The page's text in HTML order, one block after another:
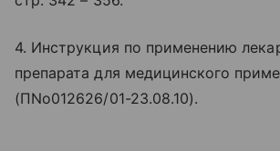
4. Инструкция по применению
препарата для медицинского
(ПNo012626/01-23.08.10).